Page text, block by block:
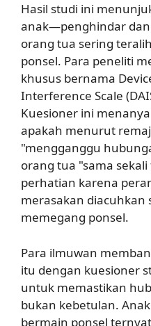
Hasil studi ini
anak—penghindar
orang tua sering
ponsel. Para peneliti
khusus bernama
Interference Scale
Kuesioner ini
apakah menurut
"mengganggu
orang tua "sama
perhatian karena
merasakan diacuhkan
memegang ponsel.
Para ilmuwan
itu dengan kuesioner
untuk memastikan
bukan kebetulan.
bermain ponsel